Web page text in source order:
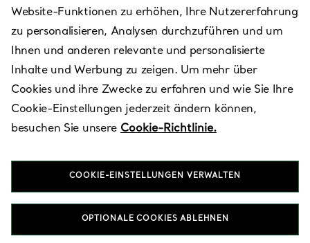
Verfügbare Leistungen
Samal-2, 67,, Almaty, KZ 050059
Besuchen Sie uns
Website-Funktionen zu erhöhen, Ihre Nutzererfahrung
zu personalisieren, Analysen durchzuführen und um
Ihnen und anderen relevante und personalisierte
Inhalte und Werbung zu zeigen. Um mehr über
Cookies und ihre Zwecke zu erfahren und wie Sie Ihre
Cookie-Einstellungen jederzeit ändern können,
besuchen Sie unsere Cookie-Richtlinie.
COOKIE-EINSTELLUNGEN VERWALTEN
OPTIONALE COOKIES ABLEHNEN